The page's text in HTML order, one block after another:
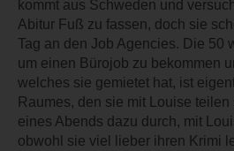
kommt aus Schweden und
Abitur Fuß zu fassen, doch sie
Tag an den Job Agencies. Die 50
um einen Bürojob zu bekommen
welches sie gemietet hat, ist
Raumes, den sie mit Louise
eines Abends dazu durch, mit
obwohl sie viel lieber ihren Krimi